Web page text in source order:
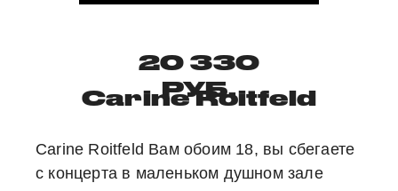
20 330
РУБ.
Carine Roitfeld
Carine Roitfeld Вам обоим 18, вы сбегаете
с концерта в маленьком душном зале